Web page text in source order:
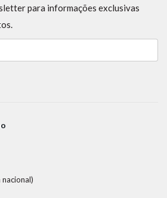
para informações exclusivas